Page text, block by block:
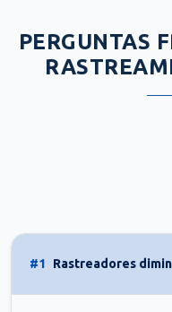
PERGUNTAS
#1 Rastreadores